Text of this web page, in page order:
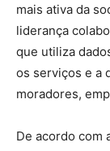
mais ativa da
liderança
que utiliza
os serviços e a
moradores,
De acordo com